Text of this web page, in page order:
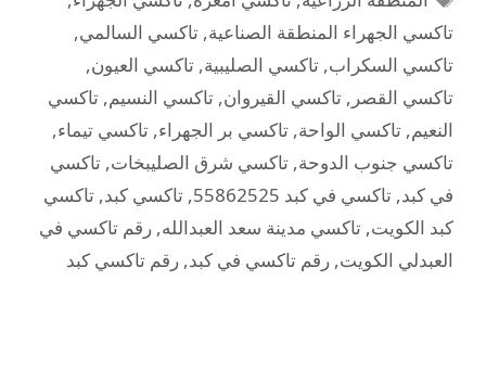
تاكسي الجهراء المنطقة الصناعية, تاكسي السالمي,
تاكسي السكراب, تاكسي الصليبية, تاكسي العيون,
تاكسي القصر , تاكسي القيروان, تاكسي النسيم, تاكسي
النعيم, تاكسي الواحة, تاكسي بر الجهراء, تاكسي تيماء,
تاكسي جنوب الدوحة, تاكسي شرق الصليبخات, تاكسي
في كبد, تاكسي في كبد 55862525 , تاكسي كبد, تاكسي
كبد الكويت, تاكسي مدينة سعد العبدالله, رقم تاكسي في
العبدلي الكويت, رقم تاكسي في كبد, رقم تاكسي كبد